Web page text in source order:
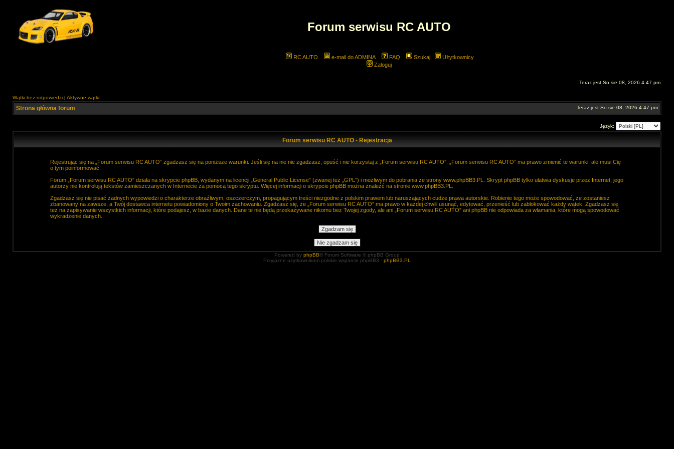
Forum serwisu RC AUTO
RC AUTO e-mail do ADMINA FAQ Szukaj
Użytkownicy
Zaloguj
Teraz jest So sie 08, 2026 4:47 pm
Wątki bez odpowiedzi | Aktywne wątki
Strona główna forum Teraz jest So sie 08, 2026 4:47 pm
Język:
Forum serwisu RC AUTO - Rejestracja
Rejestrując się na „Forum serwisu RC AUTO” zgadzasz się na poniższe warunki. Jeśli się na nie nie zgadzasz, opuść i nie korzystaj z „Forum serwisu RC AUTO”. „Forum serwisu RC AUTO” ma prawo zmienić te warunki, ale musi Cię
o tym poinformować.
Forum „Forum serwisu RC AUTO” działa na skrypcie phpBB, wydanym na licencji „ General Public License” (zwanej też „GPL”) i możliwym do pobrania ze strony www.phpBB3.PL
. Skrypt phpBB tylko ułatwia dyskusje przez Internet, jego
autorzy nie kontrolują tekstów zamieszczanych w Internecie za pomocą tego skryptu. Więcej informacji o skrypcie phpBB można znaleźć na stronie www.phpBB3.PL
Zgadzasz się nie pisać żadnych wypowiedzi o charakterze obraźliwym, oszczerczym, propagującym treści niezgodne z polskim prawem lub naruszających cudze prawa autorskie. Robienie tego może spowodować, że zostaniesz
zbanowany na zawsze, a Twój dostawca internetu powiadomiony o Twoim zachowaniu. Zgadzasz się, że „Forum serwisu RC AUTO” ma prawo w każdej chwili usunąć, edytować, przenieść lub zablokować każdy wątek. Zgadzasz się
też na zapisywanie wszystkich informacji, które podajesz, w bazie danych. Dane te nie będą przekazywane nikomu bez Twojej zgody, ale ani „Forum serwisu RC AUTO” ani phpBB nie odpowiada za włamania, które mogą spowodować
wykradzenie danych.
Powered by phpBB® Forum Software © phpBB Group
Przyjazne użytkownikom polskie wsparcie phpBB3 - phpBB3.PL